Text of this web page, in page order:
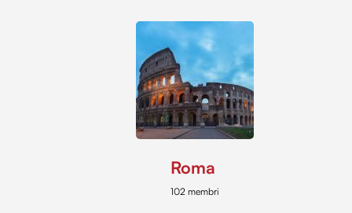
Roma
102 membri